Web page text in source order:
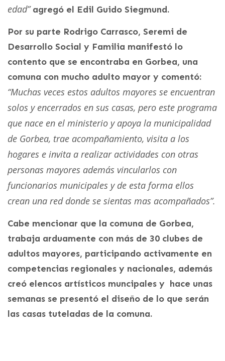
edad”agregó el Edil Guido Siegmund.
Por su parte Rodrigo Carrasco, Seremi de
Desarrollo Social y Familia manifestó lo
contento que se encontraba en Gorbea, una
comuna con mucho adulto mayor y comentó:
“Muchas veces estos adultos mayores se encuentran
solos y encerrados en sus casas, pero este programa
que nace en el ministerio y apoya la municipalidad
de Gorbea, trae acompañamiento, visita a los
hogares e invita a realizar actividades con otras
personas mayores además vincularlos con
funcionarios municipales y de esta forma ellos
crean una red donde se sientas mas acompañados”.
Cabe mencionar que la comuna de Gorbea,
trabaja arduamente con más de 30 clubes de
adultos mayores, participando activamente en
competencias regionales y nacionales, además
creó elencos artísticos muncipales y hace unas
semanas se presentó el diseño de lo que serán
las casas tuteladas de la comuna.